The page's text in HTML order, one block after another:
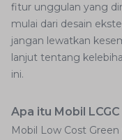
fitur unggulan yang
mulai dari desain
jangan lewatkan
lanjut tentang
ini.
Apa itu Mobil
Mobil Low Cost Green